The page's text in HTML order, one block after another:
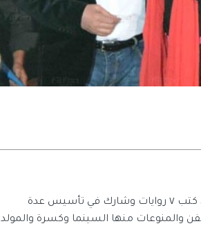
كاتب صحفي وروائي مصري، كتب ٧ روايات وشارك في تأسيس عدة
والمنوعات منها السينما وكسرة والمولد